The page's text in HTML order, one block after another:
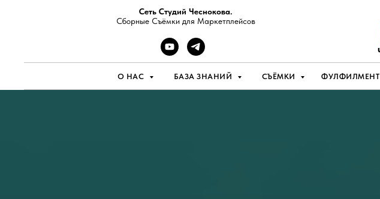
Сеть Студий Чеснокова.
Сборные Съёмки для Маркетплейсов
О НАС БАЗА ЗНАНИЙ СЪЁМКИ ФУЛФИЛМЕНТ